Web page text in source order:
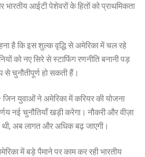
आईटी पेशेवरों के हितों को प्राथमिकता
है कि इस शुल्क वृद्धि से अमेरिका में चल रहे
को नए सिरे से स्टाफिंग रणनीति बनानी पड़
चुनौतीपूर्ण हो सकती हैं।
युवाओं ने अमेरिका में करियर की योजना
नई चुनौतियाँ खड़ी करेगा। नौकरी और वीज़ा
थी, अब लागत और अधिक बढ़ जाएगी।
में बड़े पैमाने पर काम कर रही भारतीय